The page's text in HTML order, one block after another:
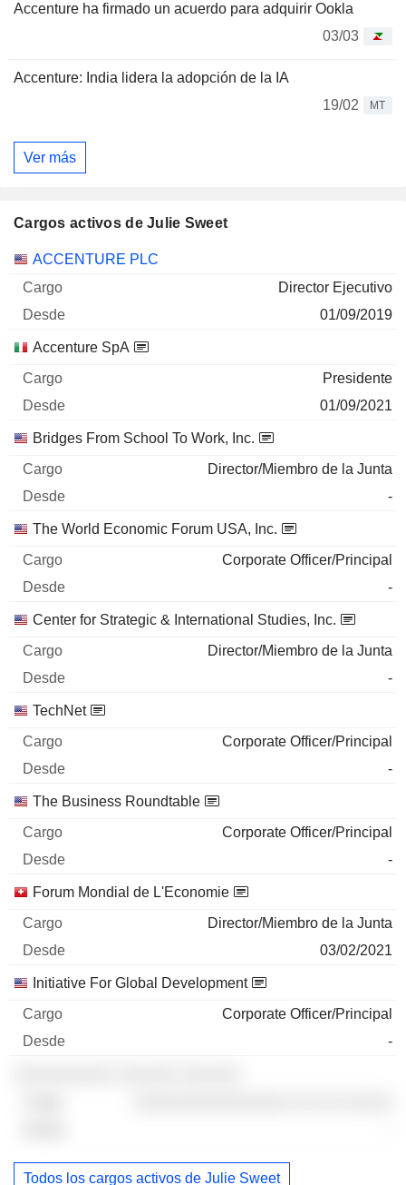
Accenture ha firmado un acuerdo para adquirir Ookla
03/03
Accenture: India lidera la adopción de la IA
19/02
MT
Ver más
Cargos activos de Julie Sweet
Empresas Cargo Inicio
ACCENTURE PLC
Director Ejecutivo
01/09/2019
Accenture SpA
Presidente
01/09/2021
Bridges From School To Work, Inc.
Director/Miembro de la Junta
-
The World Economic Forum USA, Inc.
Corporate Officer/Principal
-
Center for Strategic & International Studies, Inc.
Director/Miembro de la Junta
-
TechNet
Corporate Officer/Principal
-
The Business Roundtable
Corporate Officer/Principal
-
Forum Mondial de L'Economie
Director/Miembro de la Junta
03/02/2021
Initiative For Global Development
Corporate Officer/Principal
-
Todos los cargos activos de Julie Sweet